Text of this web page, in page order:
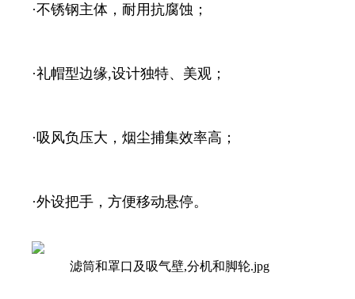
·不锈钢主体，耐用抗腐蚀；
·礼帽型边缘,设计独特、美观；
·吸风负压大，烟尘捕集效率高；
·外设把手，方便移动悬停。